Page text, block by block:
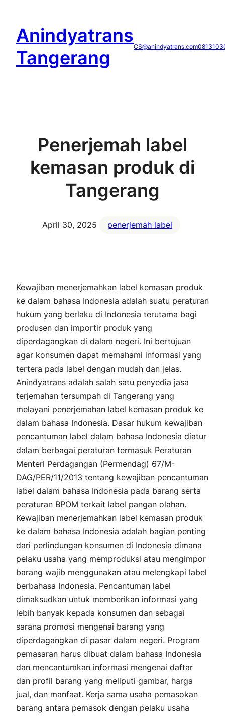
content
Anindyatrans
Tangerang
CS@anindyatrans.com
Penerjemah label
kemasan produk di
Tangerang
April 30, 2025 penerjemah label
Kewajiban menerjemahkan label kemasan produk
ke dalam bahasa Indonesia adalah suatu peraturan
hukum yang berlaku di Indonesia terutama bagi
produsen dan importir produk yang
diperdagangkan di dalam negeri. Ini bertujuan
agar konsumen dapat memahami informasi yang
tertera pada label dengan mudah dan jelas.
Anindyatrans adalah salah satu penyedia jasa
terjemahan tersumpah di Tangerang yang
melayani penerjemahan label kemasan produk ke
dalam bahasa Indonesia. Dasar hukum kewajiban
pencantuman label dalam bahasa Indonesia diatur
dalam berbagai peraturan termasuk Peraturan
Menteri Perdagangan (Permendag) 67/M-
DAG/PER/11/2013 tentang kewajiban pencantuman
label dalam bahasa Indonesia pada barang serta
peraturan BPOM terkait label pangan olahan.
Kewajiban menerjemahkan label kemasan produk
ke dalam bahasa Indonesia adalah bagian penting
dari perlindungan konsumen di Indonesia dimana
pelaku usaha yang memproduksi atau mengimpor
barang wajib menggunakan atau melengkapi label
berbahasa Indonesia. Pencantuman label
dimaksudkan untuk memberikan informasi yang
lebih banyak kepada konsumen dan sebagai
sarana promosi mengenai barang yang
diperdagangkan di pasar dalam negeri. Program
pemasaran harus dibuat dalam bahasa Indonesia
dan mencantumkan informasi mengenai daftar
dan profil barang yang meliputi gambar, harga
jual, dan manfaat. Kerja sama usaha pemasokan
barang antara pemasok dengan pelaku usaha